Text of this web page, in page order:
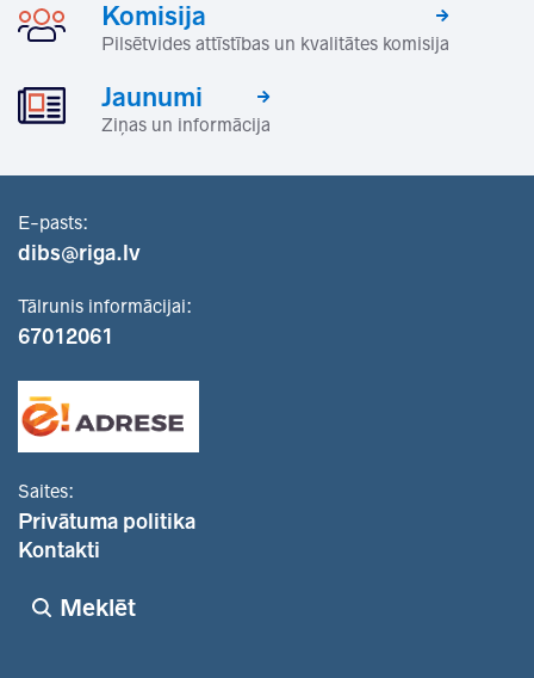
Komisija
Pilsētvides attīstības un kvalitātes komisija
Jaunumi
Ziņas un informācija
E-pasts:
dibs@riga.lv
Tālrunis informācijai:
67012061
Saites:
Privātuma politika
Kontakti
Meklēt